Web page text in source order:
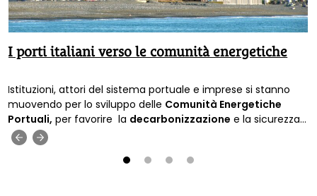
I porti italiani verso le comunità energetiche
Istituzioni, attori del sistema portuale e imprese si stanno
muovendo per lo sviluppo delle Comunità Energetiche
Portuali, per favorire la decarbonizzazione e la sicurezza
energetica.